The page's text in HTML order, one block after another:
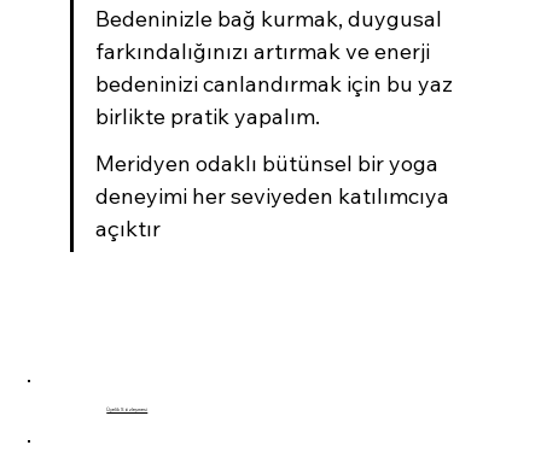
Bedeninizle bağ kurmak, duygusal
farkındalığınızı artırmak ve enerji
bedeninizi canlandırmak için bu yaz
birlikte pratik yapalım.
Meridyen odaklı bütünsel bir yoga
deneyimi her seviyeden katılımcıya
açıktır
Üyelik Sözleşmesi